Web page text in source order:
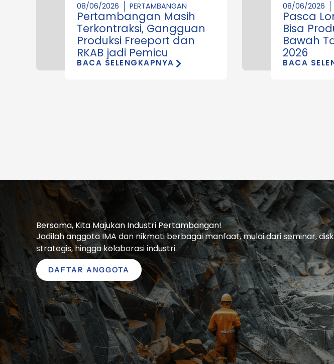
08/06/2026 PERTAMBANGAN
Pertambangan Masih
Terkontraksi, Gangguan
Produksi Freeport dan
RKAB jadi Pemicu
BACA SELENGKAPNYA
08/06/2026
Pasca
Bisa
Bawah
2026
BACA
Bersama, Kita Majukan Industri Pertambangan!
Jadilah anggota IMA dan nikmati berbagai manfaat, mulai dari seminar,
strategis, hingga kolaborasi industri.
DAFTAR ANGGOTA